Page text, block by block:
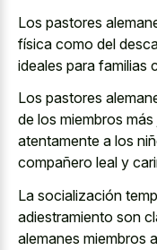
Los pastores
física como del
ideales para familias
Los pastores
de los miembros
atentamente a los
compañero leal y
La socialización
adiestramiento son
alemanes miembros